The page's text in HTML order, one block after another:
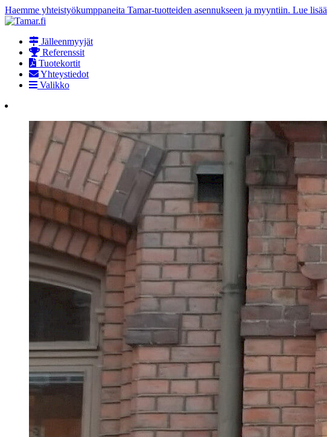
Haemme yhteistyökumppaneita Tamar-tuotteiden asennukseen ja myyntiin. Lue lisää
Jälleenmyyjät
Referenssit
Tuotekortit
Yhteystiedot
Valikko